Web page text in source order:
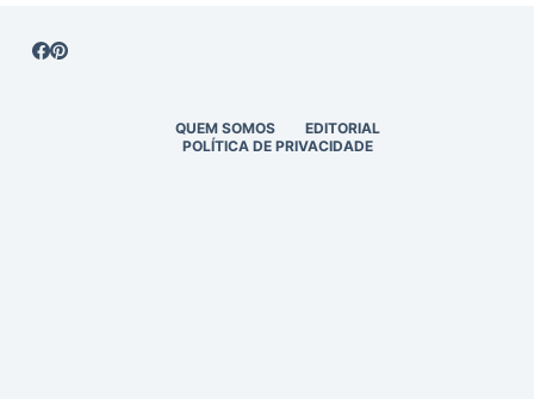
QUEM SOMOS
EDITORIAL
POLÍTICA DE PRIVACIDADE